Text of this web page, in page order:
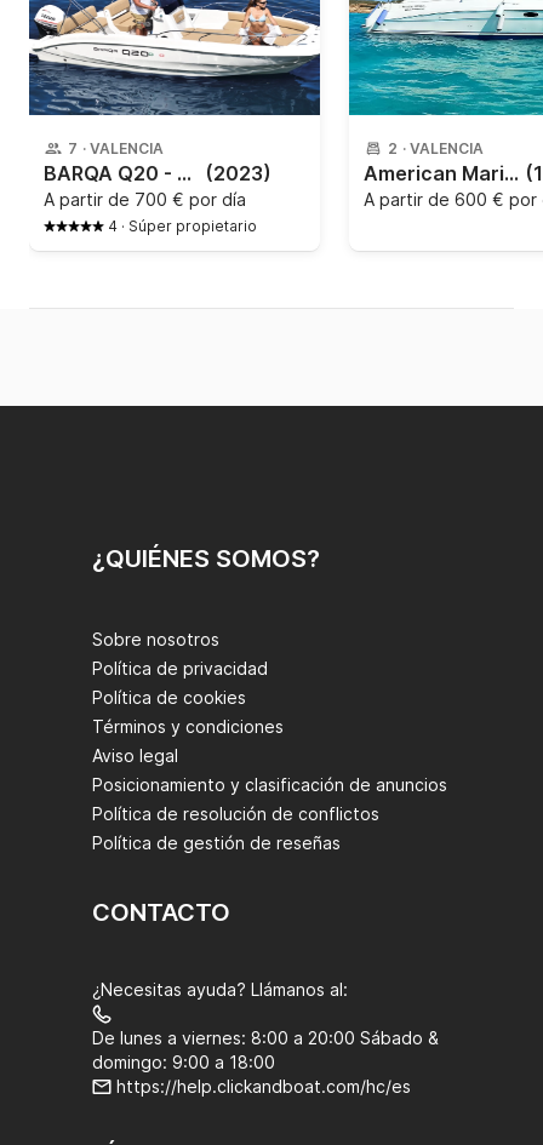
7 · VALENCIA
BARQA Q20 - Q20 (2023)
A partir de 700 € por día
4 · Súper propietario
2 · VALENCIA
American Marine - Cruiser 3175
A partir de 600 € por
¿QUIÉNES SOMOS?
Sobre nosotros
Política de privacidad
Política de cookies
Términos y condiciones
Aviso legal
Posicionamiento y clasificación de anuncios
Política de resolución de conflictos
Política de gestión de reseñas
CONTACTO
¿Necesitas ayuda? Llámanos al:
De lunes a viernes: 8:00 a 20:00 Sábado &
domingo: 9:00 a 18:00
https://help.clickandboat.com/hc/es